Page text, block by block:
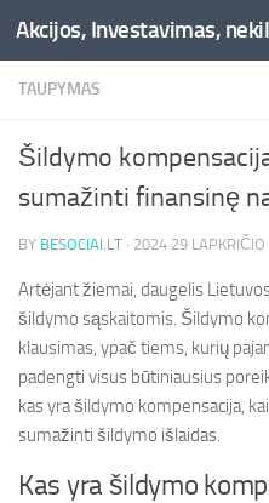
Skip to content
TAUPYMAS
Šildymo
sumažinti finansinę
BY BESOCIAI.LT · 2024 29 LAPKRIČIO
Artėjant žiemai, daugelis
šildymo sąskaitomis. Šildymo
klausimas, ypač tiems, kurių
padengti visus būtiniausius
kas yra šildymo kompensacija,
sumažinti šildymo išlaidas.
Kas yra šildymo